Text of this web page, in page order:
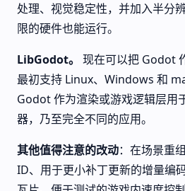
处理、视觉稳定性，并加入半分
限的硬件也能运行。
LibGodot。 现在可以把 Godot
最初支持 Linux、Windows 和
Godot 作为渲染或游戏逻辑层用
器，乃至完全不同的应用。
其他值得注意的改动：在场景重
ID、用于更小补丁更新的增量编